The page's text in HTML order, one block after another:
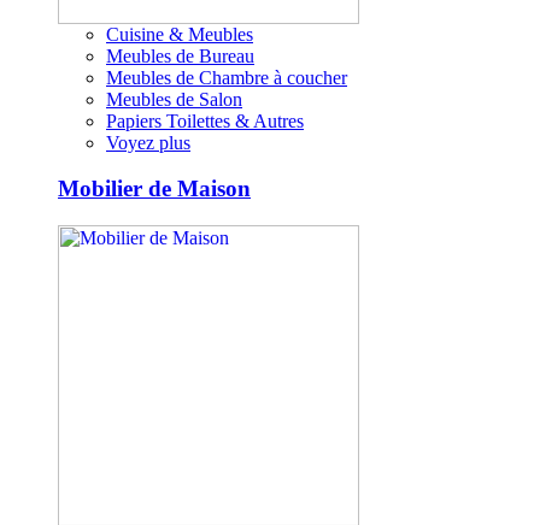
Cuisine & Meubles
Meubles de Bureau
Meubles de Chambre à coucher
Meubles de Salon
Papiers Toilettes & Autres
Voyez plus
Mobilier de Maison